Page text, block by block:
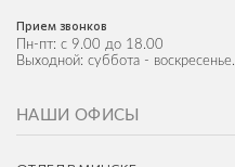
НАШИ ОФИСЫ
Прием звонков
Пн-пт: с 9.00 до 18.00
Выходной: суббота - воскресенье.